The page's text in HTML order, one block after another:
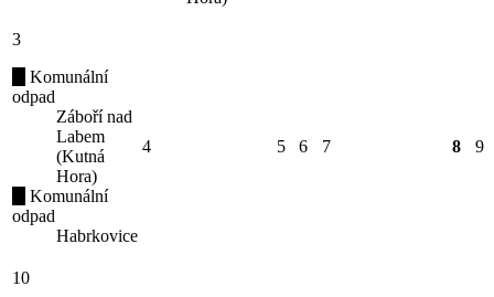
3
Komunální
odpad
Záboří nad
Labem
(Kutná
Hora)
Komunální
odpad
Habrkovice
4 5 6 7 8 9
10